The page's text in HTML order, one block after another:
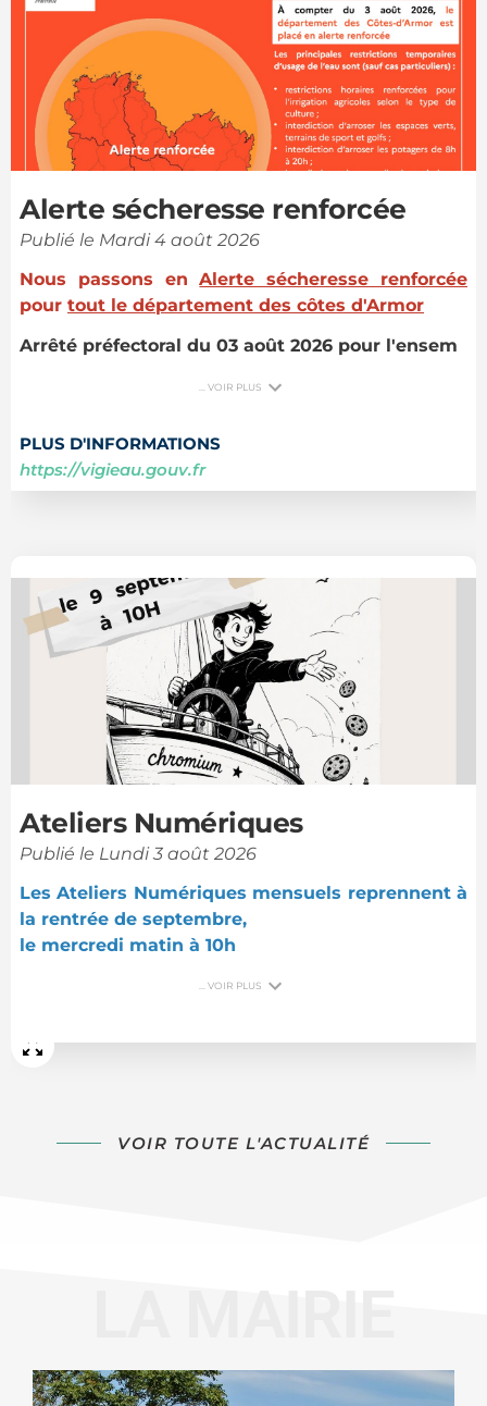
/2
Alerte sécheresse renforcée
Publié le Mardi 4 août 2026
Nous passons enAlerte sécheresse renforcée
pour tout le département des côtes d'Armor
Arrêté préfectoral du 03 août 2026 pour l'ensem
... VOIR PLUS
PLUS D'INFORMATIONS
https://vigieau.gouv.fr
Ateliers Numériques
Publié le Lundi 3 août 2026
Les Ateliers Numériques mensuels reprennent à
la rentrée de septembre,
le mercredi matin à 10h
... VOIR PLUS
VOIR TOUTE L'ACTUALITÉ